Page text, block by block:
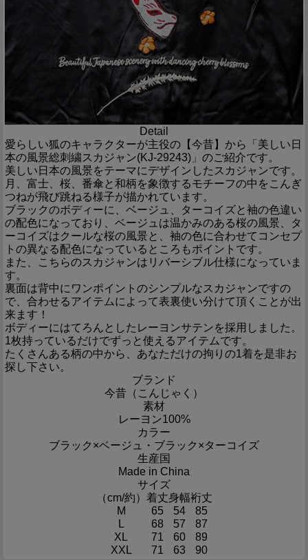
Detail
愛らしい狐のキャラクターが主役の【今昔】から「美しい日
本の風景総刺繍スカジャン(KJ-29243)」のご紹介です。
美しい日本の風景をテーマにデザインしたスカジャンです。
月、富士、桜、番傘と和柄を象徴するモチーフの中をこんぎ
つねが飛び跳ねる様子が描かれています。
ブラックのボディーに、ベージュ、ターコイズと袖の色違い
の配色になっており、ベージュは温かみのある桜の風景、タ
ーコイズはクールな桜の風景と、袖の色に合わせてコンセプ
トの異なる配色になっているところもポイントです。
また、こちらのスカジャンはリバーシブル仕様になっていま
す。
裏面は背中にワンポイントのシンプルなスカジャンですの
で、合わせるアイテムによって表裏使い分けて頂くことが出
来ます！
ボディーにはてろんとしたレーヨンサテンを採用しました。
1枚持っているだけでずっと使えるアイテムです。
たくさんある柄の中から、あなただけの拘りの1着を是非お
探し下さい。
ブランド
今昔（こんじゃく）
素材
レーヨン100%
カラー
ブラック×ベージュ・ブラック×ターコイズ
生産国
Made in China
サイズ
（cm/約） 着丈身幅裄丈
M
65 54
85
L
68 57
87
XL
71 60
89
XXL
71 63 90